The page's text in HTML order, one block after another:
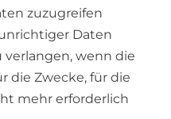
zuzugreifen
Daten
verlangen, wenn die
die Zwecke, für die
mehr erforderlich